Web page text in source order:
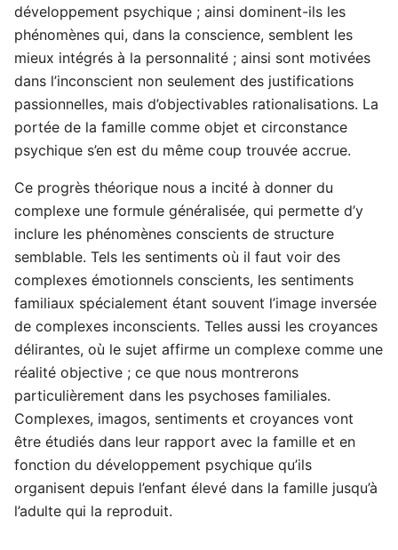
développement psychique ; ainsi dominent-ils les
phénomènes qui, dans la conscience, semblent les
mieux intégrés à la personnalité ; ainsi sont motivées
dans l’inconscient non seulement des justifications
passionnelles, mais d’objectivables rationalisations. La
portée de la famille comme objet et circonstance
psychique s’en est du même coup trouvée accrue.
Ce progrès théorique nous a incité à donner du
complexe une formule généralisée, qui permette d’y
inclure les phénomènes conscients de structure
semblable. Tels les sentiments où il faut voir des
complexes émotionnels conscients, les sentiments
familiaux spécialement étant souvent l’image inversée
de complexes inconscients. Telles aussi les croyances
délirantes, où le sujet affirme un complexe comme une
réalité objective ; ce que nous montrerons
particulièrement dans les psychoses familiales.
Complexes, imagos, sentiments et croyances vont
être étudiés dans leur rapport avec la famille et en
fonction du développement psychique qu’ils
organisent depuis l’enfant élevé dans la famille jusqu’à
l’adulte qui la reproduit.